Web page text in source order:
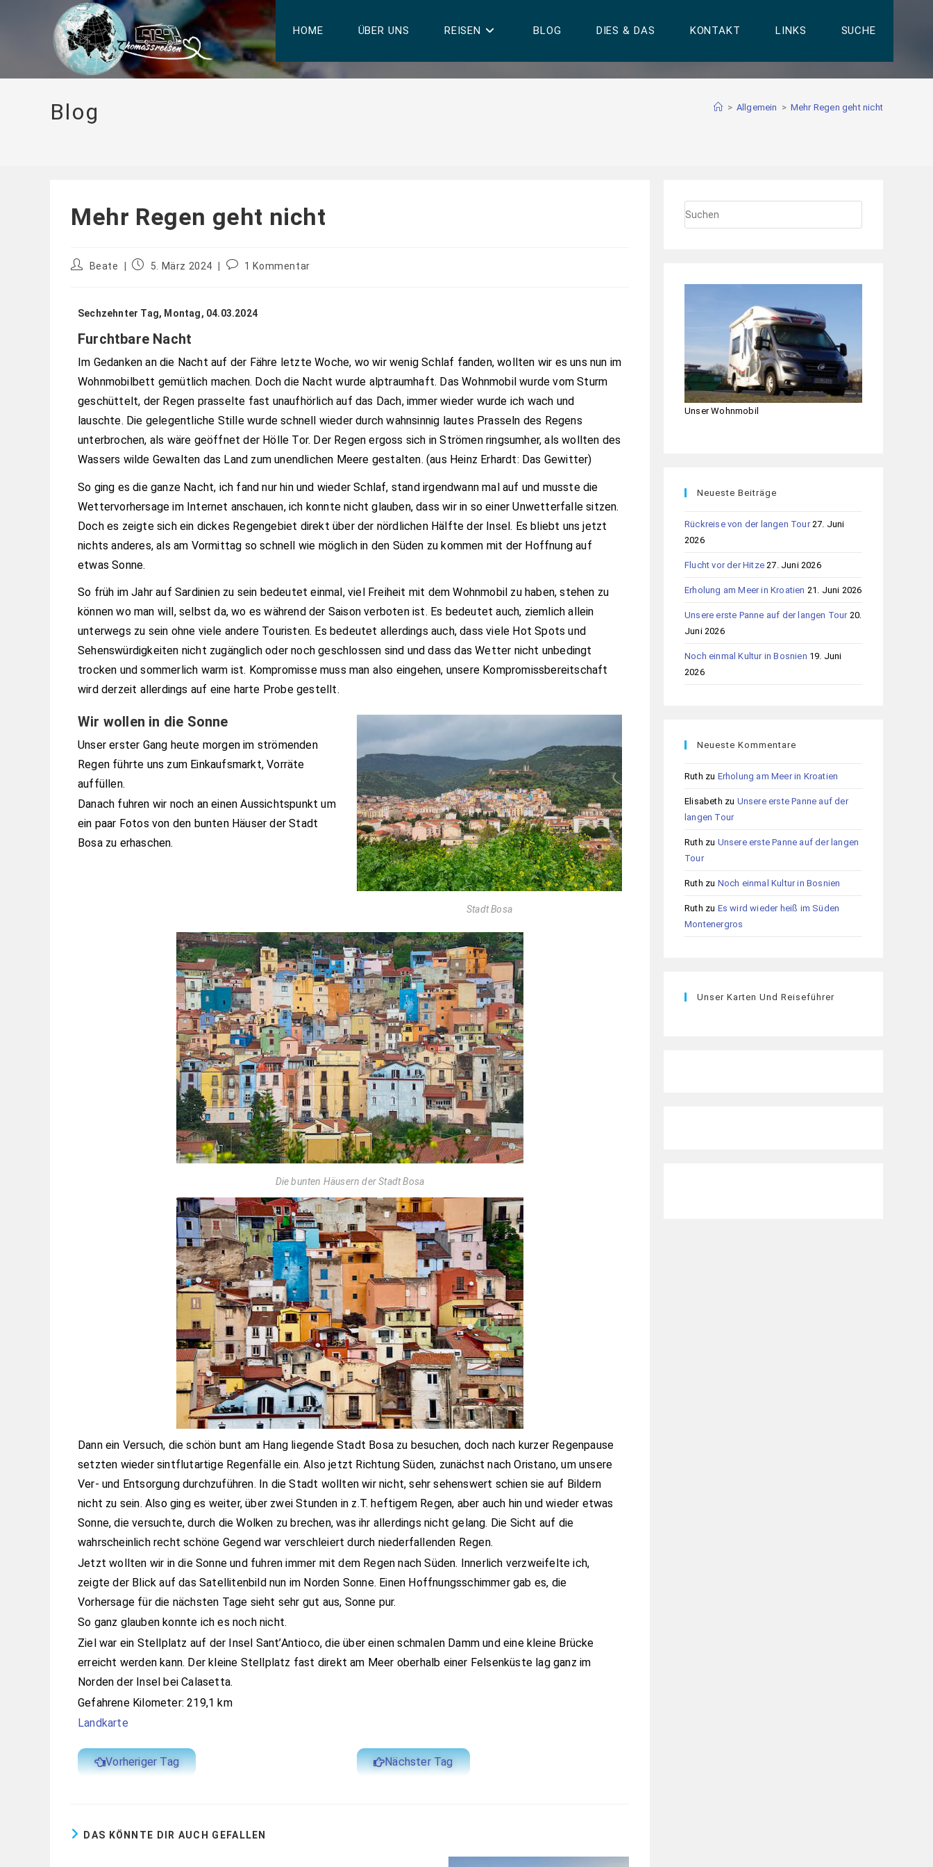
HOME ÜBER UNS REISEN BLOG DIES & DAS KONTAKT LINKS SUCHE
Blog > Allgemein > Mehr Regen geht nicht
Mehr Regen geht nicht
Beate 5. März 2024 1 Kommentar
Sechzehnter Tag, Montag, 04.03.2024
Furchtbare Nacht
Im Gedanken an die Nacht auf der Fähre letzte Woche, wo wir wenig Schlaf fanden, wollten wir es uns nun im
Wohnmobilbett gemütlich machen. Doch die Nacht wurde alptraumhaft. Das Wohnmobil wurde vom Sturm
geschüttelt, der Regen prasselte fast unaufhörlich auf das Dach, immer wieder wurde ich wach und
lauschte. Die gelegentliche Stille wurde schnell wieder durch wahnsinnig lautes Prasseln des Regens
unterbrochen, als wäre geöffnet der Hölle Tor. Der Regen ergoss sich in Strömen ringsumher, als wollten des
Wassers wilde Gewalten das Land zum unendlichen Meere gestalten. (aus Heinz Erhardt: Das Gewitter)
So ging es die ganze Nacht, ich fand nur hin und wieder Schlaf, stand irgendwann mal auf und musste die
Wettervorhersage im Internet anschauen, ich konnte nicht glauben, dass wir in so einer Unwetterfalle sitzen.
Doch es zeigte sich ein dickes Regengebiet direkt über der nördlichen Hälfte der Insel. Es bliebt uns jetzt
nichts anderes, als am Vormittag so schnell wie möglich in den Süden zu kommen mit der Hoffnung auf
etwas Sonne.
So früh im Jahr auf Sardinien zu sein bedeutet einmal, viel Freiheit mit dem Wohnmobil zu haben, stehen zu
können wo man will, selbst da, wo es während der Saison verboten ist. Es bedeutet auch, ziemlich allein
unterwegs zu sein ohne viele andere Touristen. Es bedeutet allerdings auch, dass viele Hot Spots und
Sehenswürdigkeiten nicht zugänglich oder noch geschlossen sind und dass das Wetter nicht unbedingt
trocken und sommerlich warm ist. Kompromisse muss man also eingehen, unsere Kompromissbereitschaft
wird derzeit allerdings auf eine harte Probe gestellt.
Wir wollen in die Sonne
Unser erster Gang heute morgen im strömenden
Regen führte uns zum Einkaufsmarkt, Vorräte
auffüllen.
Danach fuhren wir noch an einen Aussichtspunkt um
ein paar Fotos von den bunten Häuser der Stadt
Bosa zu erhaschen.
Stadt Bosa
Die bunten Häusern der Stadt Bosa
Dann ein Versuch, die schön bunt am Hang liegende Stadt Bosa zu besuchen, doch nach kurzer Regenpause
setzten wieder sintflutartige Regenfälle ein. Also jetzt Richtung Süden, zunächst nach Oristano, um unsere
Ver- und Entsorgung durchzuführen. In die Stadt wollten wir nicht, sehr sehenswert schien sie auf Bildern
nicht zu sein. Also ging es weiter, über zwei Stunden in z.T. heftigem Regen, aber auch hin und wieder etwas
Sonne, die versuchte, durch die Wolken zu brechen, was ihr allerdings nicht gelang. Die Sicht auf die
wahrscheinlich recht schöne Gegend war verschleiert durch niederfallenden Regen.
Jetzt wollten wir in die Sonne und fuhren immer mit dem Regen nach Süden. Innerlich verzweifelte ich,
zeigte der Blick auf das Satellitenbild nun im Norden Sonne. Einen Hoffnungsschimmer gab es, die
Vorhersage für die nächsten Tage sieht sehr gut aus, Sonne pur.
So ganz glauben konnte ich es noch nicht.
Ziel war ein Stellplatz auf der Insel Sant’Antioco, die über einen schmalen Damm und eine kleine Brücke
erreicht werden kann. Der kleine Stellplatz fast direkt am Meer oberhalb einer Felsenküste lag ganz im
Norden der Insel bei Calasetta.
Gefahrene Kilometer: 219,1 km
Landkarte
Vorheriger Tag Nächster Tag
DAS KÖNNTE DIR AUCH GEFALLEN
Unser Wohnmobil
Neueste Beiträge
Rückreise von der langen Tour 27. Juni
2026
Flucht vor der Hitze 27. Juni 2026
Erholung am Meer in Kroatien 21. Juni 2026
Unsere erste Panne auf der langen Tour 20.
Juni 2026
Noch einmal Kultur in Bosnien 19. Juni
2026
Neueste Kommentare
Ruth zu Erholung am Meer in Kroatien
Elisabeth zu Unsere erste Panne auf der
langen Tour
Ruth zu Unsere erste Panne auf der langen
Tour
Ruth zu Noch einmal Kultur in Bosnien
Ruth zu Es wird wieder heiß im Süden
Montenergros
Unser Karten Und Reiseführer